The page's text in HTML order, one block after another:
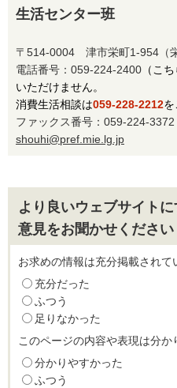
生活センター班
〒514-0004 津市栄町1-954（
電話番号：059-224-2400 （こ
いただけません。
消費生活相談は059-228-2212を
ファックス番号：059-224-
shouhi@pref.mie.lg.jp
より良いウェブサイト
意見をお聞かせください
お求めの情報は充分掲載されて
充分だった
ふつう
足りなかった
このページの内容や表現は分か
分かりやすかった
ふつう